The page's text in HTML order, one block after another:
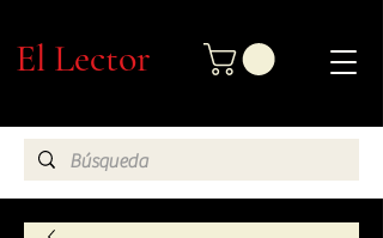
El Lector